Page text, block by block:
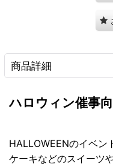
商品詳細
ハロウィン催事
HALLOWEENのイベン
ケーキなどのスイーツ